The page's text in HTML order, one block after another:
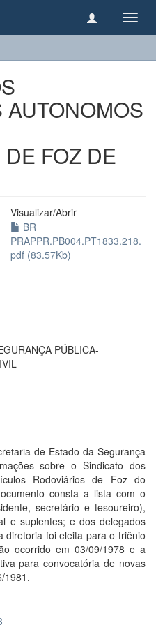
FOZ DE
Visualizar/Abrir
BR
PRAPPR.PB004.PT1833.218.
pdf (83.57Kb)
PÚBLICA-
de Estado da Segurança
sobre o Sindicato dos
Rodoviários de Foz do
consta a lista com o
secretário e tesoureiro),
e suplentes; e dos delegados
diretoria foi eleita para o triênio
ocorrido em 03/09/1978 e a
para convocatória de novas
1981.